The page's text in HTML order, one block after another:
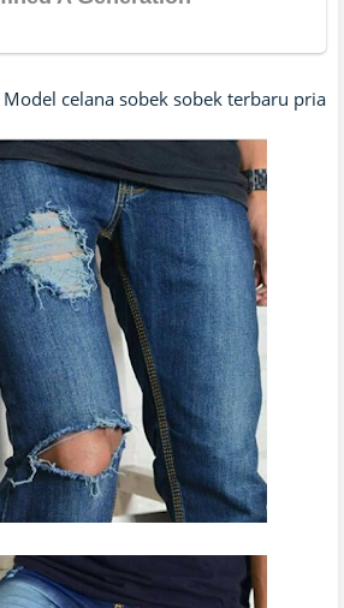
Model celana sobek sobek terbaru pria